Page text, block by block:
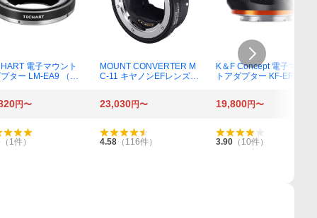
電子マウント
ター LM-EA9 （レ
MOUNT CONVERTER M
C-11 キヤノンEFレンズ-
K＆F Concept 電子マウン
トアダプター KF-EFE-AF
座付
円〜 23,030円〜 19,800円〜
（ 1件） 4.58 （ 116件） 3.90 （ 10件）